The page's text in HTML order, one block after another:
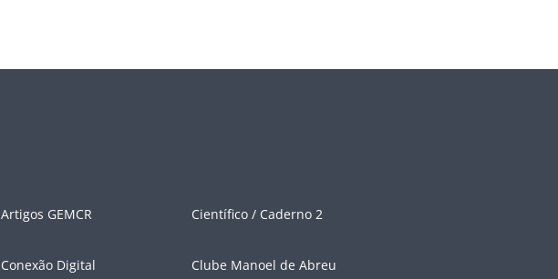
Artigos GEMCR Científico / Caderno 2
Conexão Digital Clube Manoel de Abreu